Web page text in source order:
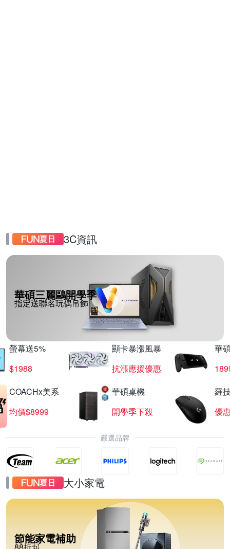
3C資訊
華碩三麗鷗開學季
指定送聯名玩偶吊飾
螢幕送5%
$1988
顯卡暴漲風暴
抗漲應援優惠
華
COACHx美系
均價$8999
華碩桌機
開學季下殺
羅
優
嚴選品牌
大小家電
節能家電補助